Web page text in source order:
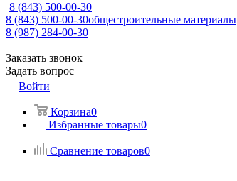
8 (843) 500-00-30
8 (843) 500-00-30общестроительные материалы
8 (987) 284-00-30
Заказать звонок
Задать вопрос
Войти
Корзина0
Избранные товары0
Сравнение товаров0